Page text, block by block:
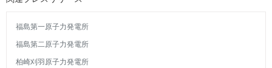
福島第一原子力発電所
福島第二原子力発電所
柏崎刈羽原子力発電所